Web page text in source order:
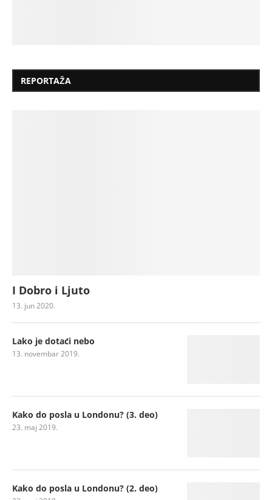
REPORTAŽA
I Dobro i Ljuto
13. jun 2020.
Lako je dotaći nebo
13. novembar 2019.
Kako do posla u Londonu? (3. deo)
23. maj 2019.
Kako do posla u Londonu? (2. deo)